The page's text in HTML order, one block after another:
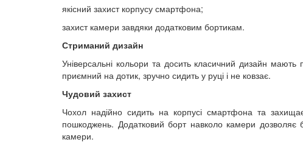
якісний захист корпусу смартфона;
захист камери завдяки додатковим бортикам.
Стриманий дизайн
Універсальні кольори та досить класичний дизайн
приємний на дотик, зручно сидить у руці і не ковзає.
Чудовий захист
Чохол надійно сидить на корпусі смартфона та
пошкоджень. Додатковий борт навколо камери дозволяє
камери.